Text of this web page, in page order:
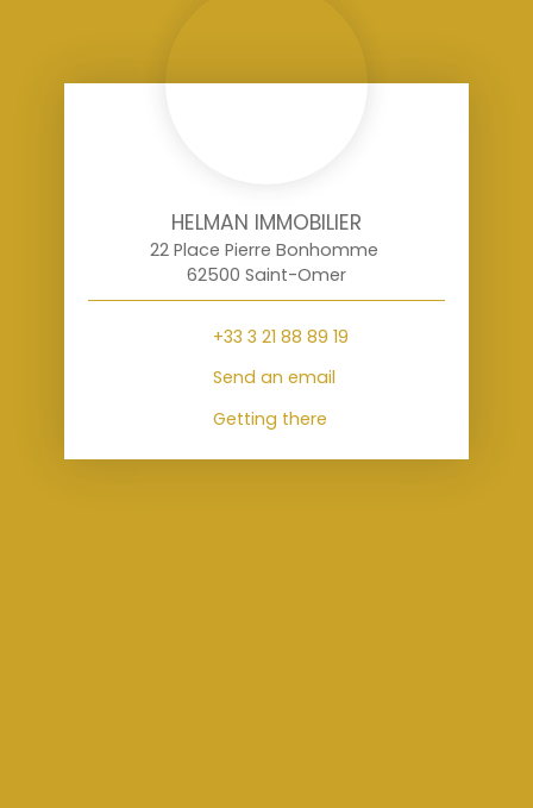
HELMAN IMMOBILIER
22 Place Pierre Bonhomme
62500 Saint-Omer
+33 3 21 88 89 19
Send an email
Getting there